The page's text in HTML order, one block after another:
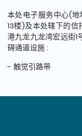
本处电子服务中心(地
13楼)及本处辖下的信
港九龙九龙湾宏远街1
碍通道设施:
- 触觉引路带